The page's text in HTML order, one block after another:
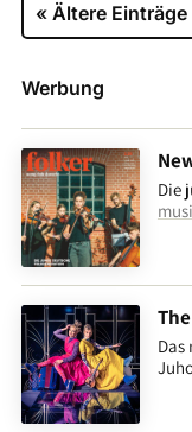
« Ältere Einträge
Werbung
Die
Das